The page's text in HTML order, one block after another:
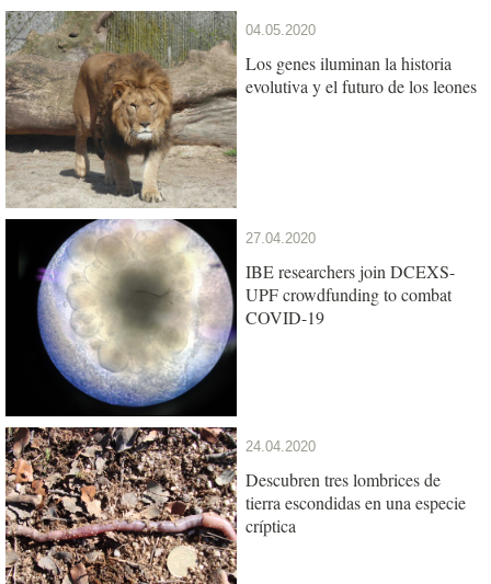
04.05.2020
Los genes iluminan la historia
evolutiva y el futuro de los leones
27.04.2020
IBE researchers join DCEXS-
UPF crowdfunding to combat
COVID-19
24.04.2020
Descubren tres lombrices de
tierra escondidas en una especie
críptica